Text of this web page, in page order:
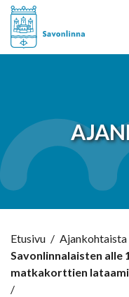
Etusivu / Ajankohtaista
Savonlinnalaisten
matkakorttien
/